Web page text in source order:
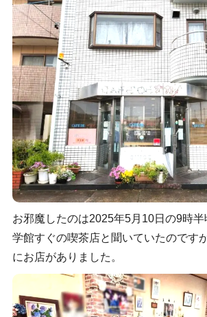
お邪魔したのは2025年5月10日の9時
学館すぐの喫茶店と聞いていたのです
にお店がありました。